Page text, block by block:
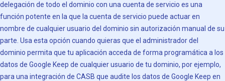
delegación de todo el dominio con una cuenta de servicio es una
función potente en la que la cuenta de servicio puede actuar en
nombre de cualquier usuario del dominio sin autorización manual de su
parte. Usa esta opción cuando quieras que el administrador del
dominio permita que tu aplicación acceda de forma programática a los
datos de Google Keep de cualquier usuario de tu dominio, por ejemplo,
para una integración de CASB que audite los datos de Google Keep en